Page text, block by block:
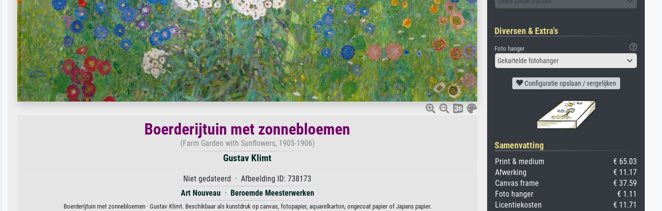
Boerderijtuin met zonnebloemen
(Farm Garden with Sunflowers, 1905-1906)
Gustav Klimt
Niet gedateerd · Afbeelding ID: 738173
Art Nouveau· Beroemde Meesterwerken
Boerderijtuin met zonnebloemen · Gustav Klimt. Beschikbaar als kunstdruk op canvas, fotopapier, aquarelkarton, ongecoat papier of Japans papier.
Diversen & Extra's
Foto hanger
Gekartelde fotohanger
Configuratie opslaan / vergelijken
Samenvatting
Print & medium
€ 65.03
Afwerking
€ 11.17
Canvas frame
€ 37.59
Foto hanger
€ 1.11
Licentiekosten
€ 11.71